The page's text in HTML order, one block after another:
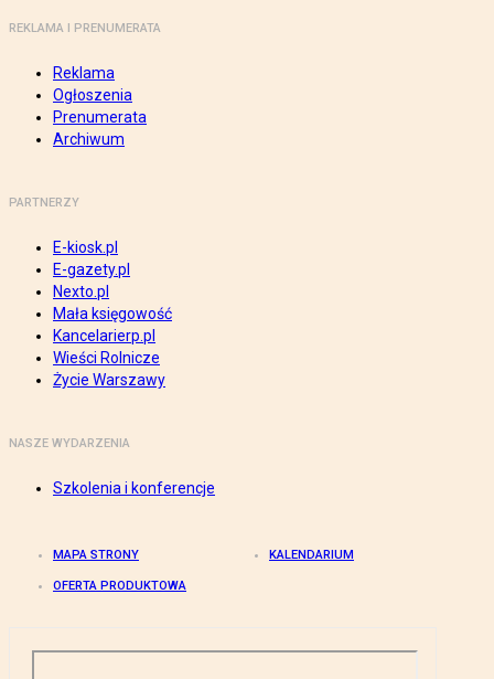
REKLAMA I PRENUMERATA
Reklama
Ogłoszenia
Prenumerata
Archiwum
PARTNERZY
E-kiosk.pl
E-gazety.pl
Nexto.pl
Mała księgowość
Kancelarierp.pl
Wieści Rolnicze
Życie Warszawy
NASZE WYDARZENIA
Szkolenia i konferencje
MAPA STRONY KALENDARIUM
OFERTA PRODUKTOWA